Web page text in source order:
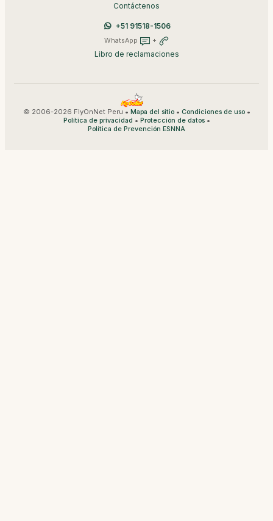
Contáctenos
+51 91518-1506
WhatsApp +
Libro de reclamaciones
© 2006-2026 FlyOnNet Peru • Mapa del sitio• Condiciones de uso•
Política de privacidad • Protección de datos•
Política de Prevención ESNNA